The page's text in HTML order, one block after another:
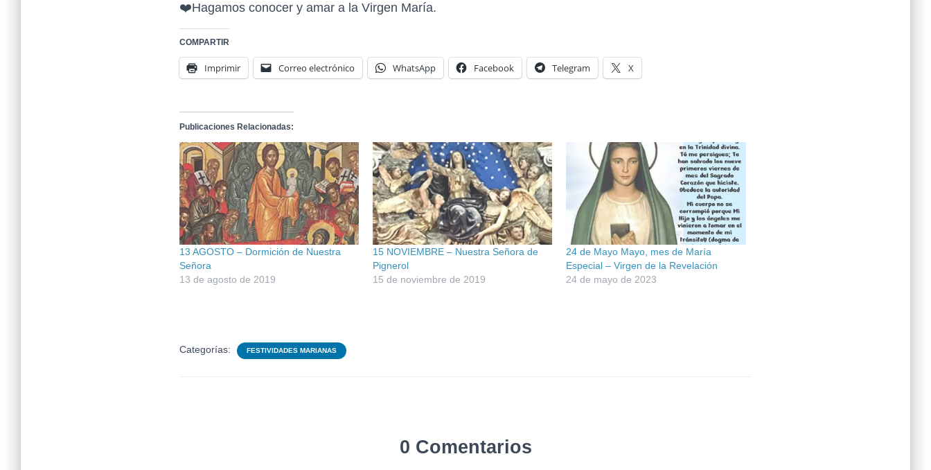
❤️Hagamos conocer y amar a la Virgen María.
COMPARTIR
Imprimir Correo electrónico WhatsApp Facebook Telegram X
Publicaciones Relacionadas:
13 AGOSTO – Dormición de Nuestra
Señora
13 de agosto de 2019
15 NOVIEMBRE – Nuestra Señora de
Pignerol
15 de noviembre de 2019
24 de Mayo Mayo, mes de María
Especial – Virgen de la Revelación
24 de mayo de 2023
Categorías: FESTIVIDADES MARIANAS
0 Comentarios